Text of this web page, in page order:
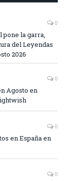
0
pone la garra,
del Leyendas
2026
0
Agosto en
0
en España en
0